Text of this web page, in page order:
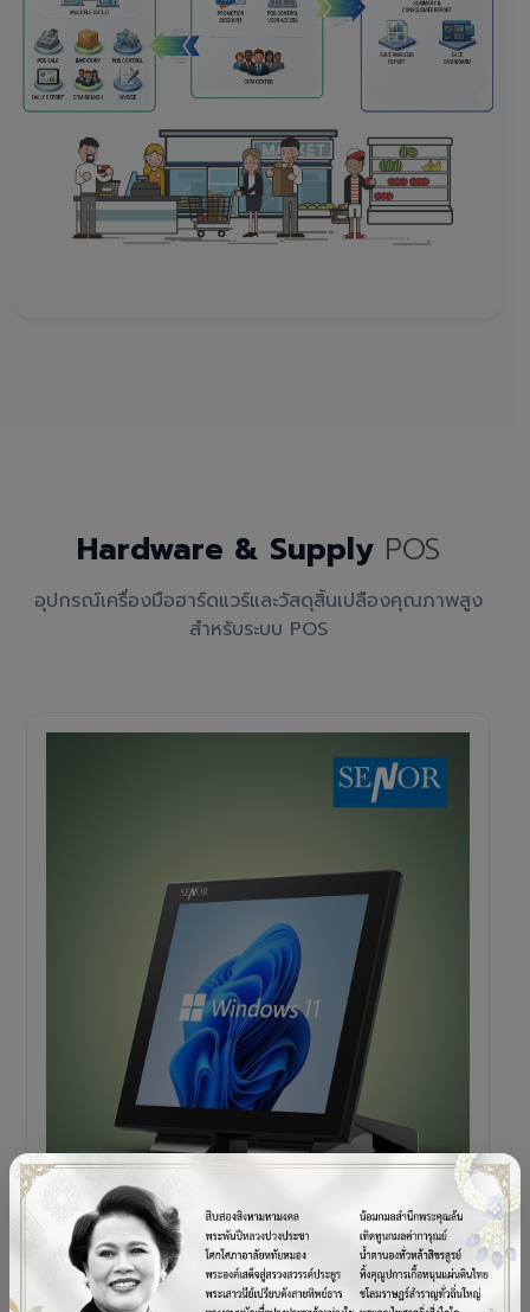
Hardware & Supply POS
อุปกรณ์เครื่องมือฮาร์ดแวร์และวัสดุสิ้นเปลืองคุณภาพสูง
สำหรับระบบ POS